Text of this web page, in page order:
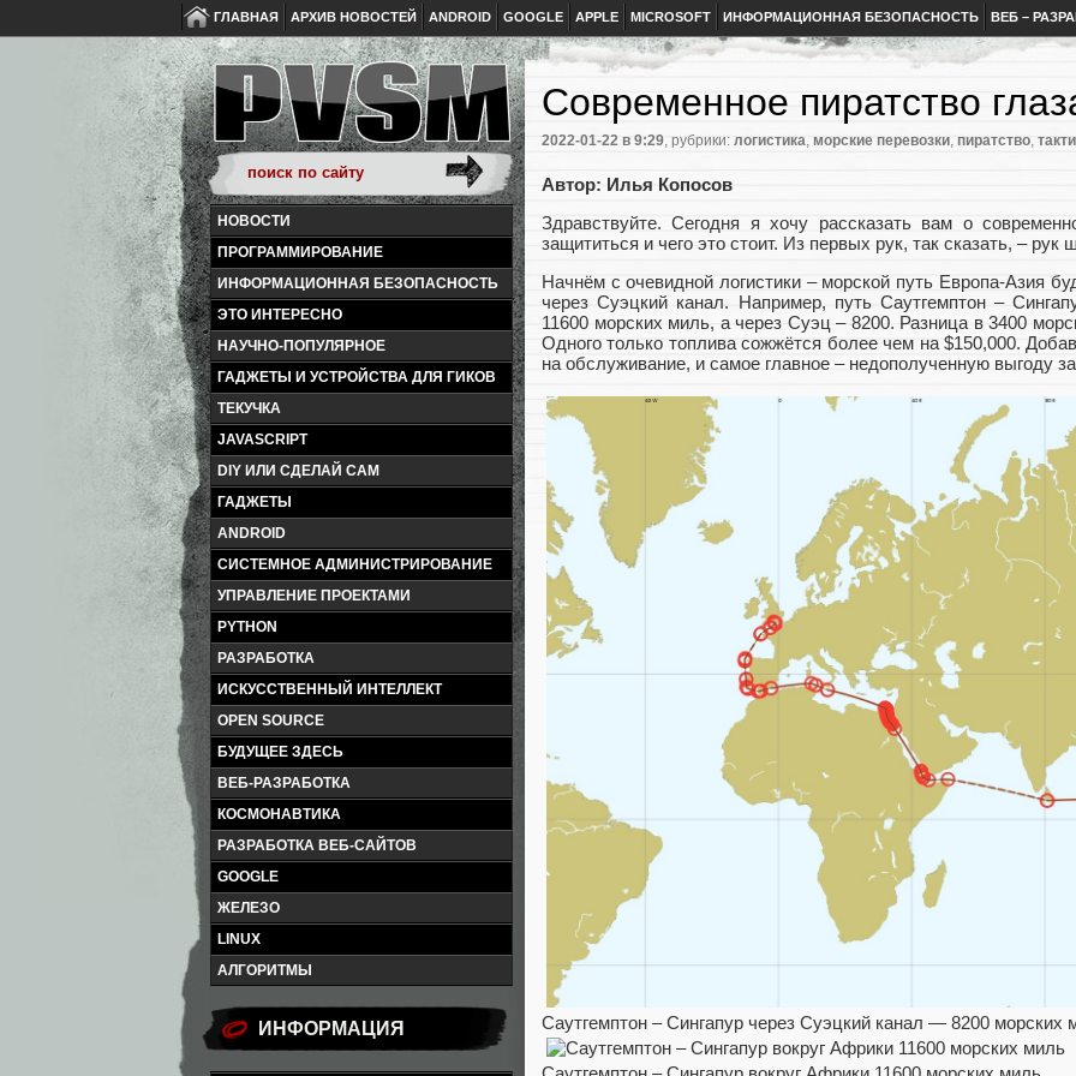
ГЛАВНАЯ АРХИВ НОВОСТЕЙ ANDROID GOOGLE APPLE MICROSOFT ИНФОРМАЦИОННАЯ БЕЗОПАСНОСТЬ ВЕБ –
НОВОСТИ
ПРОГРАММИРОВАНИЕ
ИНФОРМАЦИОННАЯ БЕЗОПАСНОСТЬ
ЭТО ИНТЕРЕСНО
НАУЧНО-ПОПУЛЯРНОЕ
ГАДЖЕТЫ И УСТРОЙСТВА ДЛЯ ГИКОВ
ТЕКУЧКА
JAVASCRIPT
DIY ИЛИ СДЕЛАЙ САМ
ГАДЖЕТЫ
ANDROID
СИСТЕМНОЕ АДМИНИСТРИРОВАНИЕ
УПРАВЛЕНИЕ ПРОЕКТАМИ
PYTHON
РАЗРАБОТКА
ИСКУССТВЕННЫЙ ИНТЕЛЛЕКТ
OPEN SOURCE
БУДУЩЕЕ ЗДЕСЬ
ВЕБ-РАЗРАБОТКА
КОСМОНАВТИКА
РАЗРАБОТКА ВЕБ-САЙТОВ
GOOGLE
ЖЕЛЕЗО
LINUX
АЛГОРИТМЫ
ИНФОРМАЦИЯ
Современное пиратство
2022-01-22 в 9:29, рубрики: логистика, морские перевозки, пиратство,
Автор: Илья Копосов
Здравствуйте. Сегодня я хочу рассказать вам о
защититься и чего это стоит. Из первых рук, так сказать, – рук
Начнём с очевидной логистики – морской путь Европа-Азия
через Суэцкий канал. Например, путь Саутгемптон –
11600 морских миль, а через Суэц – 8200. Разница в 3400
Одного только топлива сожжётся более чем на $150,000.
на обслуживание, и самое главное – недополученную выгоду
Саутгемптон – Сингапур через Суэцкий канал — 8200 морских